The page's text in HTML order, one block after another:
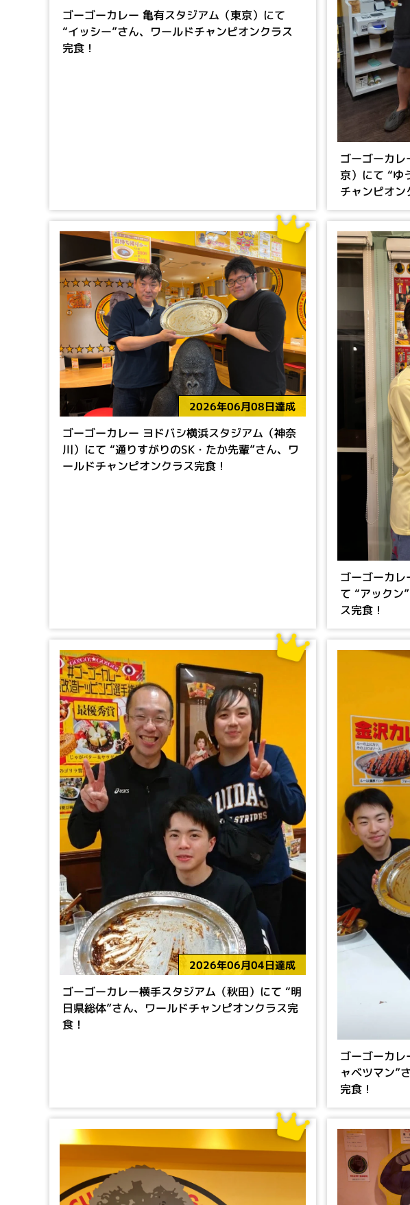
ゴーゴーカレー 亀有スタジアム（東京）にて
“イッシー”さん、ワールドチャンピオンクラス
完食！
ゴーゴーカ
京）にて “ゆ
チャンピオン
2026年06月08日達成
ゴーゴーカレー ヨドバシ横浜スタジアム（神奈
川）にて “通りすがりのSK・たか先輩”さん、ワ
ールドチャンピオンクラス完食！
ゴーゴーカ
て “アックン
ス完食！
2026年06月04日達成
ゴーゴーカレー横手スタジアム（秋田）にて “明
日県総体”さん、ワールドチャンピオンクラス完
食！
ゴーゴーカ
ャベツマン”
完食！